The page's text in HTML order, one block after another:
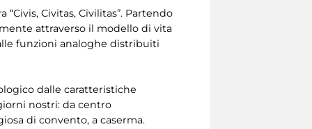
Civitas, Civilitas”. Partendo
attraverso il modello di vita
funzioni analoghe distribuiti
dalle caratteristiche
nostri: da centro
di convento, a caserma.